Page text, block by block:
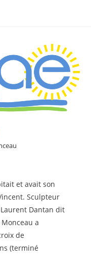
et avait son
Sculpteur
Dantan dit
Monceau a
de
(terminé